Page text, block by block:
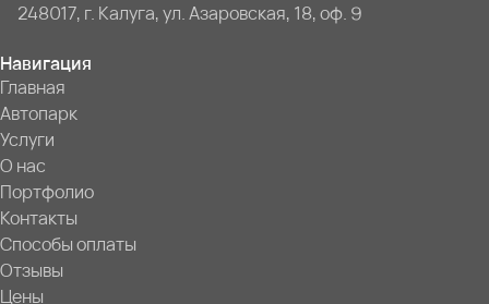
248017, г. Калуга, ул. Азаровская, 18, оф. 9
Навигация
Главная
Автопарк
Услуги
О нас
Портфолио
Контакты
Способы оплаты
Отзывы
Цены